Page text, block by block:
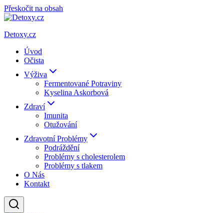
Přeskočit na obsah
Detoxy.cz
Úvod
Očista
Výživa
Fermentované Potraviny
Kyselina Askorbová
Zdraví
Imunita
Otužování
Zdravotní Problémy
Podráždění
Problémy s cholesterolem
Problémy s tlakem
O Nás
Kontakt